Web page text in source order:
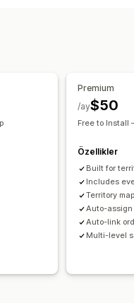
Premium
$50
/ay
Free to Install
Özellikler
Built for
Includes
Territory
Auto-assign
Auto-link
Multi-level